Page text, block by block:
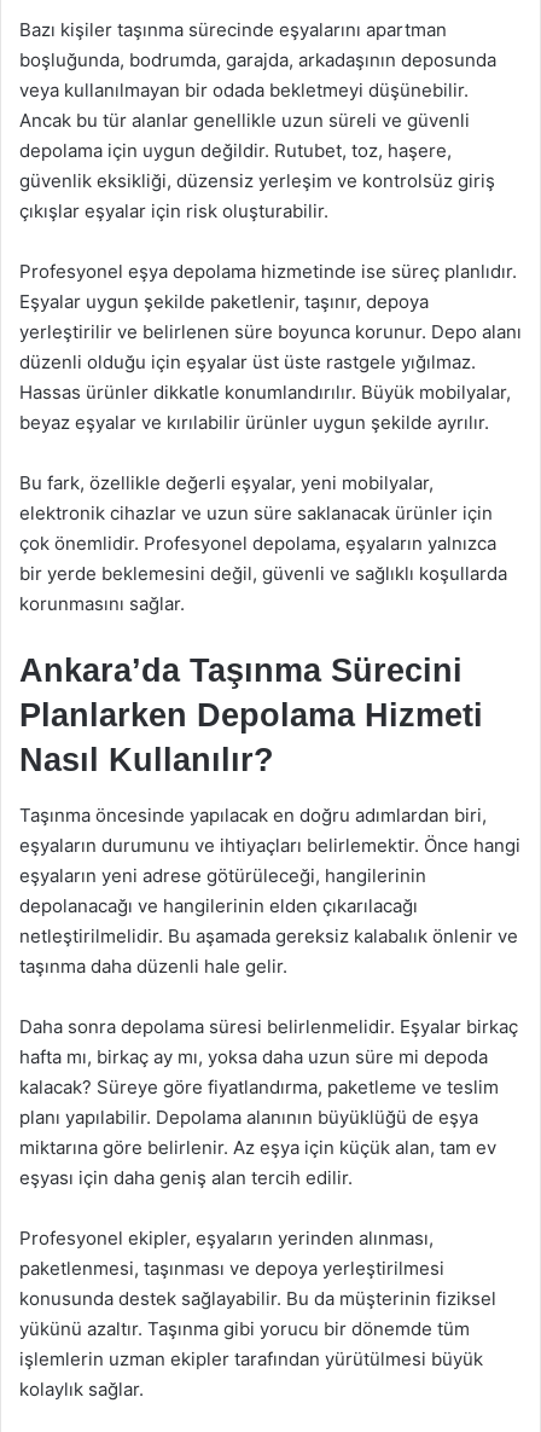
Bazı kişiler taşınma sürecinde eşyalarını apartman
boşluğunda, bodrumda, garajda, arkadaşının deposunda
veya kullanılmayan bir odada bekletmeyi düşünebilir.
Ancak bu tür alanlar genellikle uzun süreli ve güvenli
depolama için uygun değildir. Rutubet, toz, haşere,
güvenlik eksikliği, düzensiz yerleşim ve kontrolsüz giriş
çıkışlar eşyalar için risk oluşturabilir.
Profesyonel eşya depolama hizmetinde ise süreç planlıdır.
Eşyalar uygun şekilde paketlenir, taşınır, depoya
yerleştirilir ve belirlenen süre boyunca korunur. Depo alanı
düzenli olduğu için eşyalar üst üste rastgele yığılmaz.
Hassas ürünler dikkatle konumlandırılır. Büyük mobilyalar,
beyaz eşyalar ve kırılabilir ürünler uygun şekilde ayrılır.
Bu fark, özellikle değerli eşyalar, yeni mobilyalar,
elektronik cihazlar ve uzun süre saklanacak ürünler için
çok önemlidir. Profesyonel depolama, eşyaların yalnızca
bir yerde beklemesini değil, güvenli ve sağlıklı koşullarda
korunmasını sağlar.
Ankara’da Taşınma Sürecini
Planlarken Depolama Hizmeti
Nasıl Kullanılır?
Taşınma öncesinde yapılacak en doğru adımlardan biri,
eşyaların durumunu ve ihtiyaçları belirlemektir. Önce hangi
eşyaların yeni adrese götürüleceği, hangilerinin
depolanacağı ve hangilerinin elden çıkarılacağı
netleştirilmelidir. Bu aşamada gereksiz kalabalık önlenir ve
taşınma daha düzenli hale gelir.
Daha sonra depolama süresi belirlenmelidir. Eşyalar birkaç
hafta mı, birkaç ay mı, yoksa daha uzun süre mi depoda
kalacak? Süreye göre fiyatlandırma, paketleme ve teslim
planı yapılabilir. Depolama alanının büyüklüğü de eşya
miktarına göre belirlenir. Az eşya için küçük alan, tam ev
eşyası için daha geniş alan tercih edilir.
Profesyonel ekipler, eşyaların yerinden alınması,
paketlenmesi, taşınması ve depoya yerleştirilmesi
konusunda destek sağlayabilir. Bu da müşterinin fiziksel
yükünü azaltır. Taşınma gibi yorucu bir dönemde tüm
işlemlerin uzman ekipler tarafından yürütülmesi büyük
kolaylık sağlar.